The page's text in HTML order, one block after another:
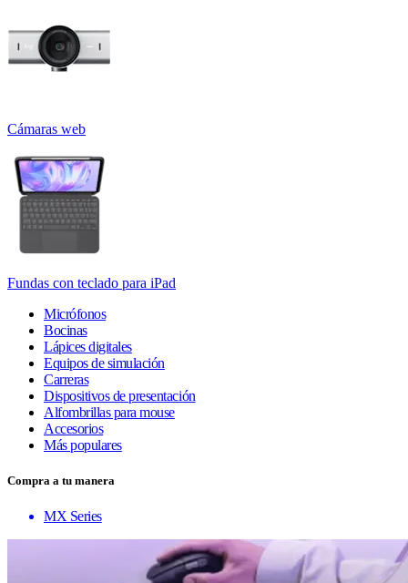
Cámaras web
Fundas con teclado para iPad
Micrófonos
Bocinas
Lápices digitales
Equipos de simulación
Carreras
Dispositivos de presentación
Alfombrillas para mouse
Accesorios
Más populares
Compra a tu manera
MX Series